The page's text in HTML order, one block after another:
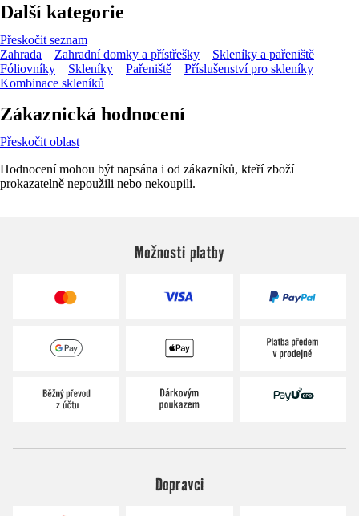
Další kategorie
Přeskočit seznam
Zahrada
Zahradní domky a přístřešky
Skleníky a pařeniště
Fóliovníky
Skleníky Pařeniště
Příslušenství pro skleníky
Kombinace skleníků
Zákaznická hodnocení
Přeskočit oblast
Hodnocení mohou být napsána i od zákazníků, kteří zboží
prokazatelně nepoužili nebo nekoupili.
Možnosti platby
Dopravci